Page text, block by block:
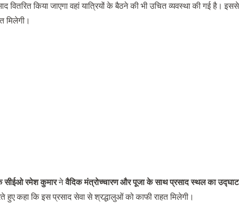
वितरित किया जाएगा वहां यात्रियों के बैठने की भी उचित व्यवस्था की गई है।
मिलेगी।
सीईओ रमेश कुमारनेवैदिक मंत्रोच्चारण और पूजा के साथ प्रसाद स्थल का
हुए कहा कि इस प्रसाद सेवा से श्रद्धालुओं को काफी राहत मिलेगी।